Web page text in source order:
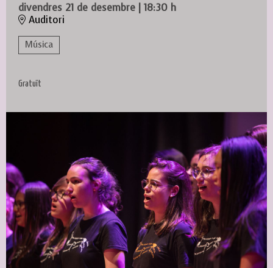
divendres 21 de desembre | 18:30 h
Auditori
Música
Gratuït